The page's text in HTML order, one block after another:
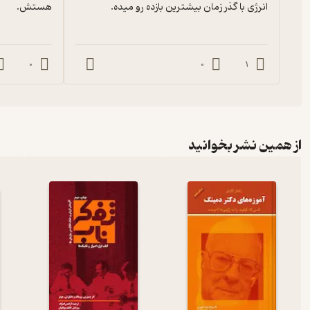
انرژی با گذر زمان بیشترین بازده رو میده.
1
0
هستش.
0
از همین نشر بخوانید